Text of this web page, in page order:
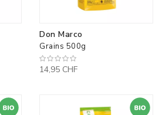
Don Marco
Grains 500g
14,95 CHF